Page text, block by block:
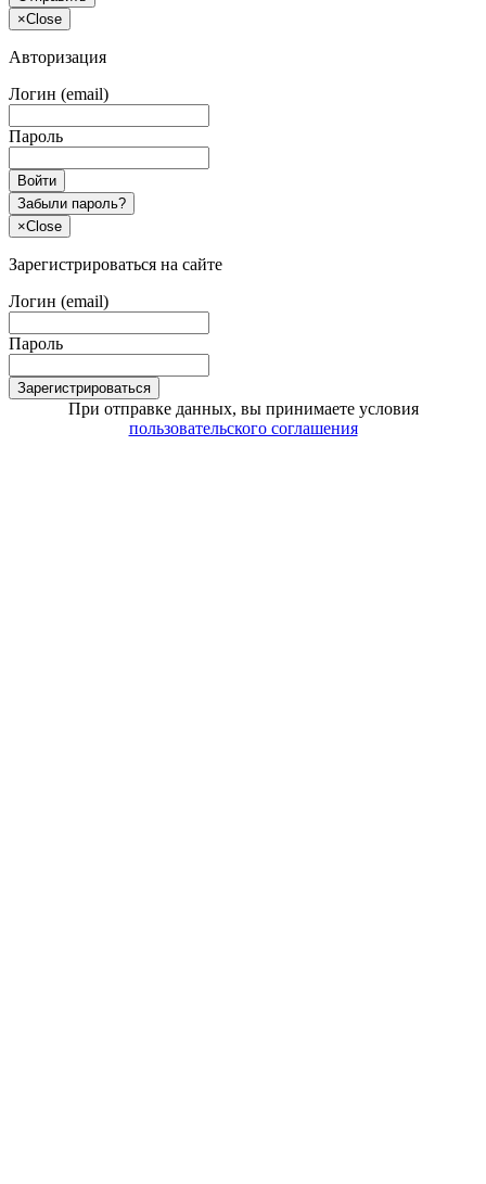
×Close
Авторизация
Логин (email)
Пароль
Войти
Забыли пароль?
×Close
Зарегистрироваться на сайте
Логин (email)
Пароль
Зарегистрироваться
При отправке данных, вы принимаете условия
пользовательского соглашения